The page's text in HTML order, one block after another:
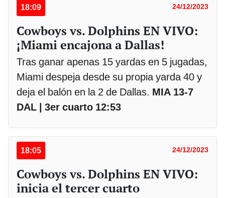
18:09 24/12/2023
Cowboys vs. Dolphins EN VIVO:
¡Miami encajona a Dallas!
Tras ganar apenas 15 yardas en 5 jugadas,
Miami despeja desde su propia yarda 40 y
deja el balón en la 2 de Dallas. MIA 13-7
DAL | 3er cuarto 12:53
18:05 24/12/2023
Cowboys vs. Dolphins EN VIVO:
inicia el tercer cuarto